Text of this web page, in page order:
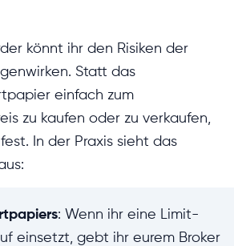
könnt ihr den Risiken der
Statt das
einfach zum
zu kaufen oder zu verkaufen,
In der Praxis sieht das
: Wenn ihr eine Limit-
einsetzt, gebt ihr eurem Broker